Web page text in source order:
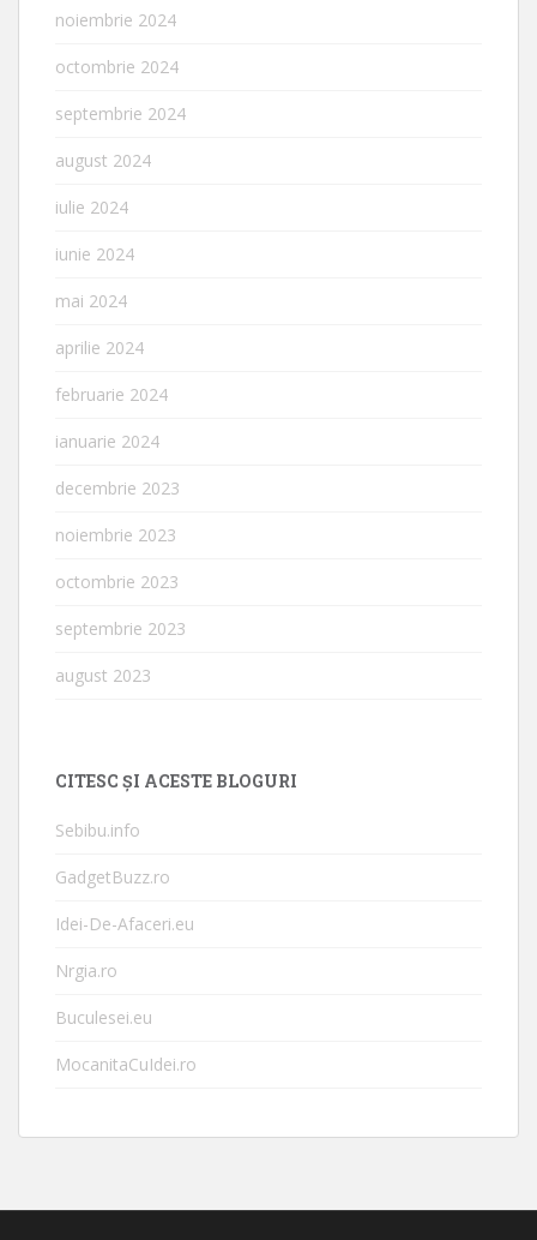
noiembrie 2024
octombrie 2024
septembrie 2024
august 2024
iulie 2024
iunie 2024
mai 2024
aprilie 2024
februarie 2024
ianuarie 2024
decembrie 2023
noiembrie 2023
octombrie 2023
septembrie 2023
august 2023
CITESC ȘI ACESTE BLOGURI
Sebibu.info
GadgetBuzz.ro
Idei-De-Afaceri.eu
Nrgia.ro
Buculesei.eu
MocanitaCuIdei.ro